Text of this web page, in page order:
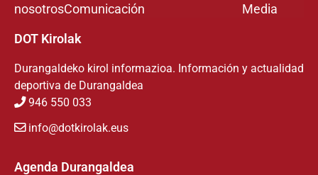
nosotrosComunicación
Media
DOT Kirolak
Durangaldeko kirol informazioa. Información y actualidad
deportiva de Durangaldea
946 550 033
info@dotkirolak.eus
Agenda Durangaldea